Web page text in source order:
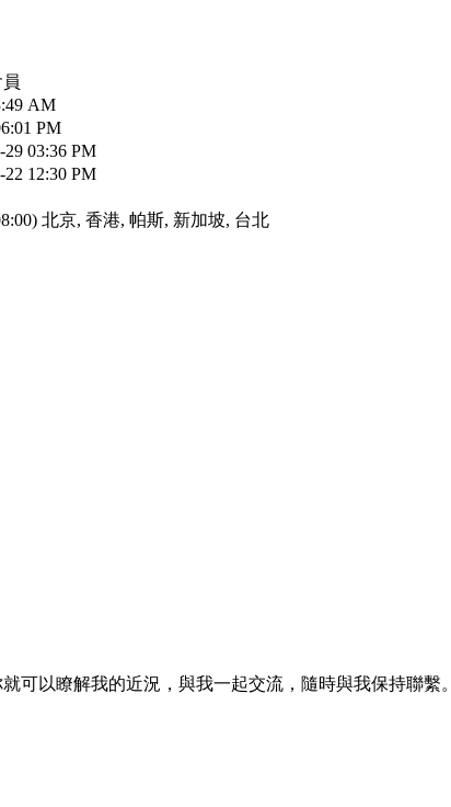
AM
PM
29 03:36 PM
22 12:30 PM
北京, 香港, 帕斯, 新加坡, 台北
可以瞭解我的近況，與我一起交流，隨時與我保持聯繫。